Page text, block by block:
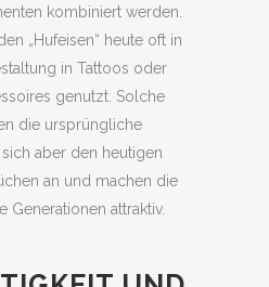
kombiniert werden.
„Hufeisen“ heute oft in
in Tattoos oder
genutzt. Solche
die ursprüngliche
aber den heutigen
an und machen die
Generationen attraktiv.